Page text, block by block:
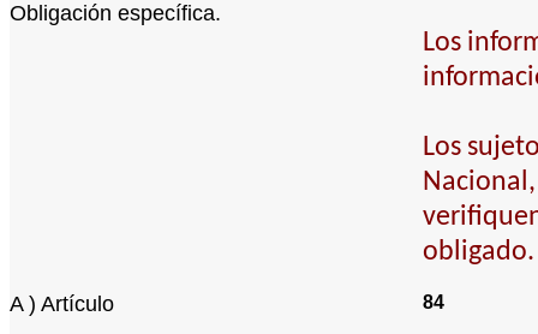
Obligación específica.
Los
Los
obligado.
A ) Artículo 84